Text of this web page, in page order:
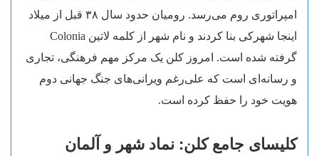
امپراتوری روم می‌رسد. رومیان حدود سال ۳۸ قبل از میلاد
اینجا شهرکی بنا کردند و نام شهر از کلمه لاتین Colonia
گرفته شده است. امروز کلن یک مرکز مهم فرهنگی، تجاری
و رسانه‌ای است که علی‌رغم ویرانی‌های جنگ جهانی دوم
هویت خود را حفظ کرده است.
کلیسای جامع کلن: نماد شهر و آلمان